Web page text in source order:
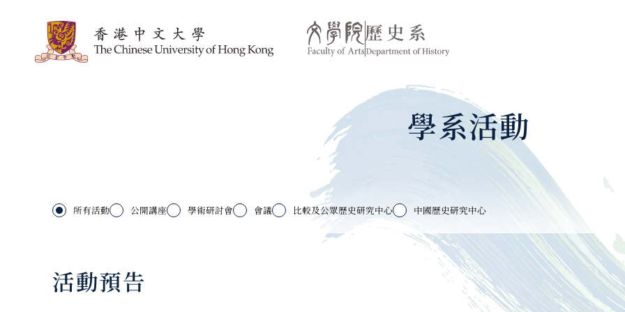
學系活動
所有活動 公開講座 學術研討會 會議 比較及公眾歷史研究中心 中國歷史研究中心
活動預告